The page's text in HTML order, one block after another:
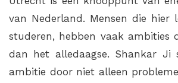
van Nederland. Mensen die hier
studeren, hebben vaak ambities
dan het alledaagse. Shankar
ambitie door niet alleen